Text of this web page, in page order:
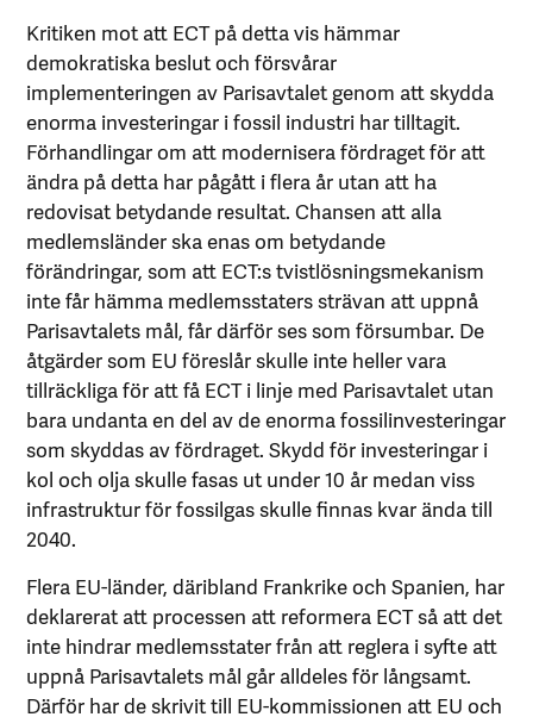
Kritiken mot att ECT på detta vis hämmar
demokratiska beslut och försvårar
implementeringen av Parisavtalet genom att skydda
enorma investeringar i fossil industri har tilltagit.
Förhandlingar om att modernisera fördraget för att
ändra på detta har pågått i flera år utan att ha
redovisat betydande resultat. Chansen att alla
medlemsländer ska enas om betydande
förändringar, som att ECT:s tvistlösningsmekanism
inte får hämma medlemsstaters strävan att uppnå
Parisavtalets mål, får därför ses som försumbar. De
åtgärder som EU föreslår skulle inte heller vara
tillräckliga för att få ECT i linje med Parisavtalet utan
bara undanta en del av de enorma fossilinvesteringar
som skyddas av fördraget. Skydd för investeringar i
kol och olja skulle fasas ut under 10 år medan viss
infrastruktur för fossilgas skulle finnas kvar ända till
2040.
Flera EU-länder, däribland Frankrike och Spanien, har
deklarerat att processen att reformera ECT så att det
inte hindrar medlemsstater från att reglera i syfte att
uppnå Parisavtalets mål går alldeles för långsamt.
Därför har de skrivit till EU-kommissionen att EU och